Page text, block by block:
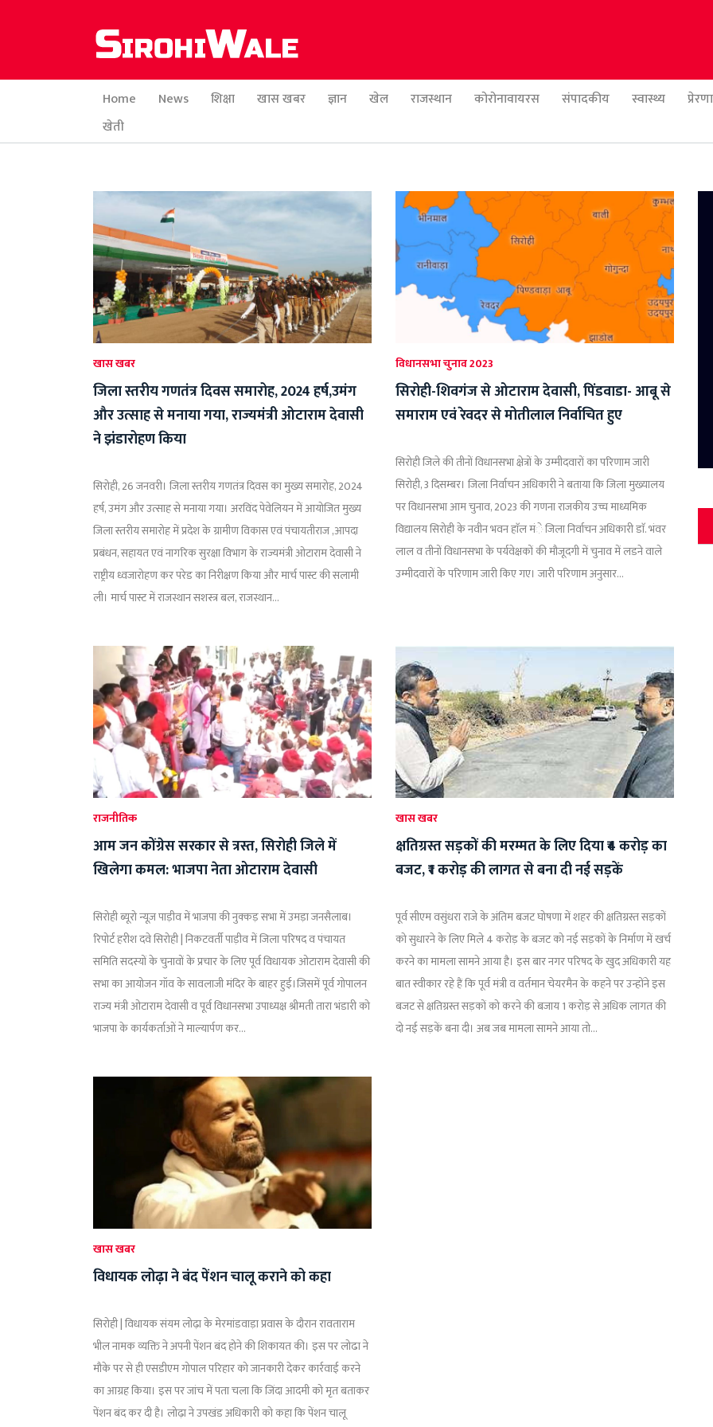
Home News शिक्षा खास खबर ज्ञान खेल राजस्थान कोरोनावायरस संपादकीय स्वास्थ्य
खेती
खास खबर
जिला स्तरीय गणतंत्र दिवस समारोह, 2024 हर्ष,उमंग
और उत्साह से मनाया गया, राज्यमंत्री ओटाराम देवासी
ने झंडारोहण किया
सिरोही, 26 जनवरी। जिला स्तरीय गणतंत्र दिवस का मुख्य समारोह, 2024
हर्ष, उमंग और उत्साह से मनाया गया। अरविंद पेवेलियन में आयोजित मुख्य
जिला स्तरीय समारोह में प्रदेश के ग्रामीण विकास एवं पंचायतीराज ,आपदा
प्रबंधन, सहायत एवं नागरिक सुरक्षा विभाग के राज्यमंत्री ओटाराम देवासी ने
राष्ट्रीय ध्वजारोहण कर परेड का निरीक्षण किया और मार्च पास्ट की सलामी
ली। मार्च पास्ट में राजस्थान सशस्त्र बल, राजस्थान...
विधानसभा चुनाव 2023
सिरोही-शिवगंज से ओटाराम देवासी, पिंडवाडा- आबू से
समाराम एवं रेवदर से मोतीलाल निर्वाचित हुए
सिरोही जिले की तीनों विधानसभा क्षेत्रों के उम्मीदवारों का परिणाम जारी
सिरोही, 3 दिसम्बर। जिला निर्वाचन अधिकारी ने बताया कि जिला मुख्यालय
पर विधानसभा आम चुनाव, 2023 की गणना राजकीय उच्च माध्यमिक
विद्यालय सिरोही के नवीन भवन हाॅल मंे जिला निर्वाचन अधिकारी डाॅ. भंवर
लाल व तीनों विधानसभा के पर्यवेक्षकों की मौजूदगी में चुनाव में लडने वाले
उम्मीदवारों के परिणाम जारी किए गए। जारी परिणाम अनुसार...
राजनीतिक
आम जन कोंग्रेस सरकार से त्रस्त, सिरोही जिले में
खिलेगा कमल: भाजपा नेता ओटाराम देवासी
सिरोही ब्यूरो न्यूज़ पाड़ीव में भाजपा की नुक्कड़ सभा में उमड़ा जनसैलाब।
रिपोर्ट हरीश दवे सिरोही | निकटवर्ती पाड़ीव में जिला परिषद व पंचायत
समिति सदस्यों के चुनावों के प्रचार के लिए पूर्व विधायक ओटाराम देवासी की
सभा का आयोजन गॉव के सावलाजी मंदिर के बाहर हुई।जिसमें पूर्व गोपालन
राज्य मंत्री ओटाराम देवासी व पूर्व विधानसभा उपाध्यक्ष श्रीमती तारा भंडारी को
भाजपा के कार्यकर्ताओं ने माल्यार्पण कर...
खास खबर
क्षतिग्रस्त सड़कों की मरम्मत के लिए दिया ₹4 करोड़ का
बजट, ₹1 करोड़ की लागत से बना दी नई सड़कें
पूर्व सीएम वसुंधरा राजे के अंतिम बजट घोषणा में शहर की क्षतिग्रस्त सड़कों
को सुधारने के लिए मिले 4 करोड़ के बजट को नई सड़कों के निर्माण में खर्च
करने का मामला सामने आया है। इस बार नगर परिषद के खुद अधिकारी यह
बात स्वीकार रहे हैं कि पूर्व मंत्री व वर्तमान चेयरमैन के कहने पर उन्होंने इस
बजट से क्षतिग्रस्त सड़कों को करने की बजाय 1 करोड़ से अधिक लागत की
दो नई सड़कें बना दी। अब जब मामला सामने आया तो...
खास खबर
विधायक लोढ़ा ने बंद पेंशन चालू कराने को कहा
सिरोही | विधायक संयम लोढ़ा के मेरमांडवाड़ा प्रवास के दौरान रावताराम
भील नामक व्यक्ति ने अपनी पेंशन बंद होने की शिकायत की। इस पर लोढा ने
मौके पर से ही एसडीएम गोपाल परिहार को जानकारी देकर कार्रवाई करने
का आग्रह किया। इस पर जांच में पता चला कि जिंदा आदमी को मृत बताकर
पेंशन बंद कर दी है। लोढ़ा ने उपखंड अधिकारी को कहा कि पेंशन चालू